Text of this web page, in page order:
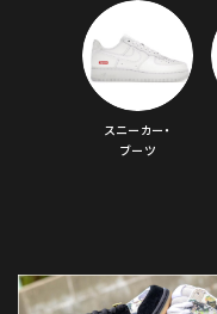
スニーカー・
ブーツ